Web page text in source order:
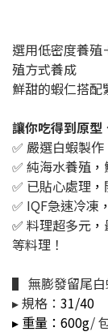
選用低密度養
殖方式養成
鮮甜的蝦仁搭
讓你吃得到原型
✅ 嚴選白蝦製作
✅ 純海水養殖 ，
✅ 已貼心處理 ，
✅ IQF急速冷凍 ，
✅ 料理超多元 ，
等料理！
▌ 無膨發留尾白
▸ 規格： 31/40
▸ 重量：600g/